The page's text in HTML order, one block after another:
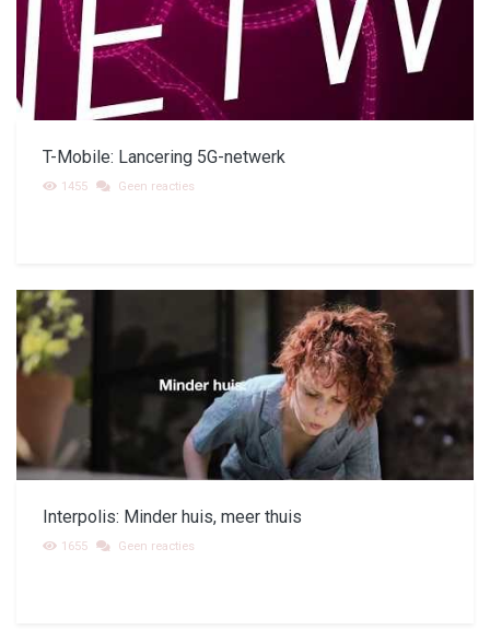
T-Mobile: Lancering 5G-netwerk
1455 Geen reacties
Interpolis: Minder huis, meer thuis
1655 Geen reacties